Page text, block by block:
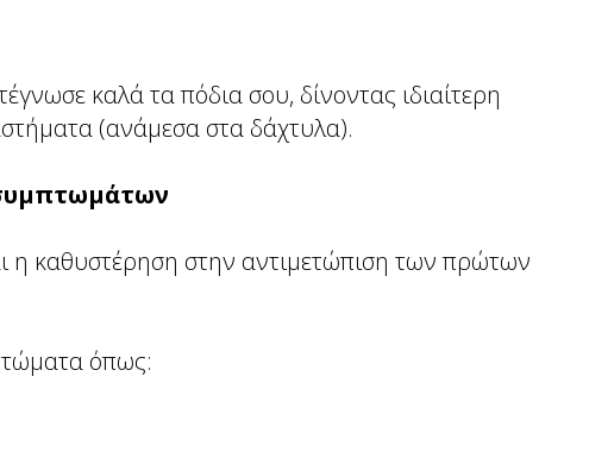
καλά τα πόδια σου, δίνοντας ιδιαίτερη
(ανάμεσα στα δάχτυλα).
η καθυστέρηση στην αντιμετώπιση των πρώτων
όπως: